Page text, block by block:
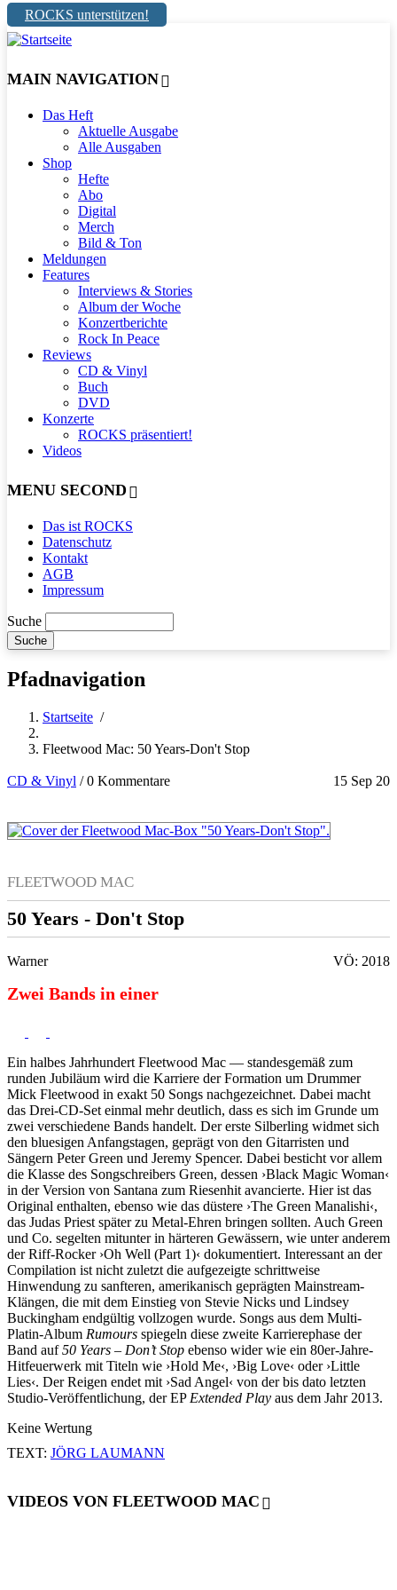
ROCKS unterstützen!
MAIN NAVIGATION
Das Heft
Aktuelle Ausgabe
Alle Ausgaben
Shop
Hefte
Abo
Digital
Merch
Bild & Ton
Meldungen
Features
Interviews & Stories
Album der Woche
Konzertberichte
Rock In Peace
Reviews
CD & Vinyl
Buch
DVD
Konzerte
ROCKS präsentiert!
Videos
MENU SECOND
Das ist ROCKS
Datenschutz
Kontakt
AGB
Impressum
Suche
Pfadnavigation
Startseite /
Fleetwood Mac: 50 Years-Don't Stop
CD & Vinyl 15 Sep 20
/0 Kommentare
FLEETWOOD MAC
50 Years - Don't Stop
Warner VÖ: 2018
Zwei Bands in einer
Ein halbes Jahrhundert Fleetwood Mac — standesgemäß zum
runden Jubiläum wird die Karriere der Formation um Drummer
Mick Fleetwood in exakt 50 Songs nachgezeichnet. Dabei macht
das Drei-CD-Set einmal mehr deutlich, dass es sich im Grunde um
zwei verschiedene Bands handelt. Der erste Silberling widmet sich
den bluesigen Anfangstagen, geprägt von den Gitarristen und
Sängern Peter Green und Jeremy Spencer. Dabei besticht vor allem
die Klasse des Songschreibers Green, dessen ›Black Magic Woman‹
in der Version von Santana zum Riesenhit avancierte. Hier ist das
Original enthalten, ebenso wie das düstere ›The Green Manalishi‹,
das Judas Priest später zu Metal-Ehren bringen sollten. Auch Green
und Co. segelten mitunter in härteren Gewässern, wie unter anderem
der Riff-Rocker ›Oh Well (Part 1)‹ dokumentiert. Interessant an der
Compilation ist nicht zuletzt die aufgezeigte schrittweise
Hinwendung zu sanfteren, amerikanisch geprägten Mainstream-
Klängen, die mit dem Einstieg von Stevie Nicks und Lindsey
Buckingham endgültig vollzogen wurde. Songs aus dem Multi-
Platin-Album Rumours spiegeln diese zweite Karrierephase der
Band auf50 Years – Don’t Stop ebenso wider wie ein 80er-Jahre-
Hitfeuerwerk mit Titeln wie ›Hold Me‹, ›Big Love‹ oder ›Little
Lies‹. Der Reigen endet mit ›Sad Angel‹ von der bis dato letzten
Studio-Veröffentlichung, der EP Extended Play aus dem Jahr 2013.
Keine Wertung
TEXT: JÖRG LAUMANN
VIDEOS VON FLEETWOOD MAC